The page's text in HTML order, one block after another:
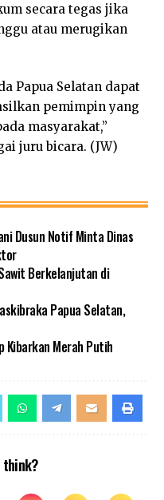
secara tegas jika
atau merugikan
Papua Selatan dapat
pemimpin yang
masyarakat,”
juru bicara. (JW)
Dusun Notif Minta Dinas
Berkelanjutan di
Papua Selatan,
Kibarkan Merah Putih
think?